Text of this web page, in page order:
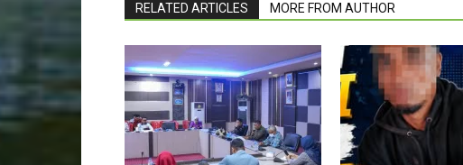
RELATED ARTICLES MORE FROM AUTHOR